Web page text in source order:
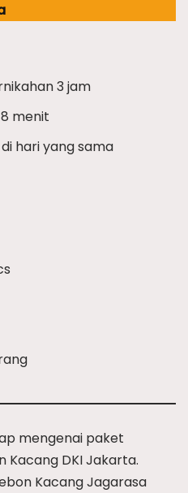
3 jam
menit
hari yang sama
mengenai paket
Kacang DKI Jakarta.
Kacang Jagarasa